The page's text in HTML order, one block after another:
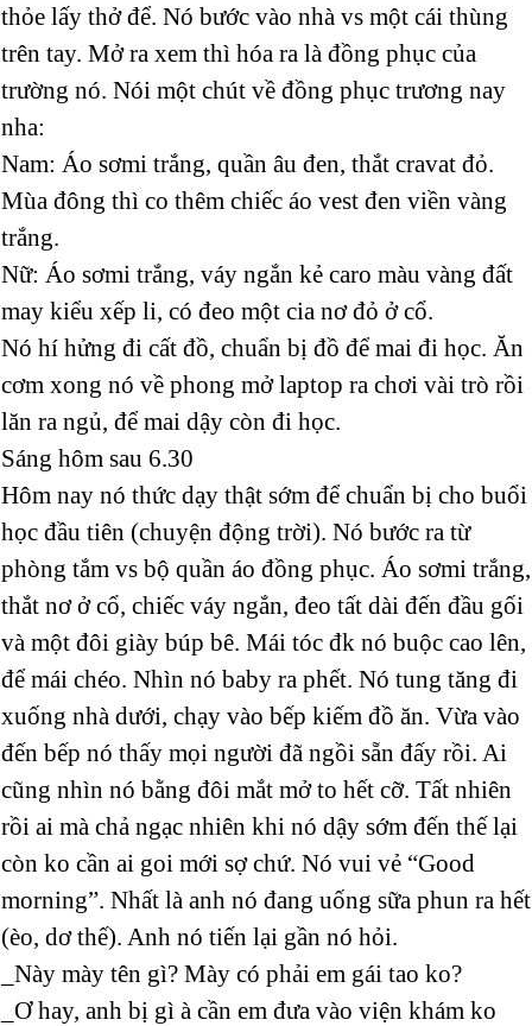
thỏe lấy thở để. Nó bước vào nhà vs một cái thùng
trên tay. Mở ra xem thì hóa ra là đồng phục của
trường nó. Nói một chút về đồng phục trương nay
nha:
Nam: Áo sơmi trắng, quần âu đen, thắt cravat đỏ.
Mùa đông thì co thêm chiếc áo vest đen viền vàng
trắng.
Nữ: Áo sơmi trắng, váy ngắn kẻ caro màu vàng đất
may kiểu xếp li, có đeo một cia nơ đỏ ở cổ.
Nó hí hửng đi cất đồ, chuẩn bị đồ để mai đi học. Ăn
cơm xong nó về phong mở laptop ra chơi vài trò rồi
lăn ra ngủ, để mai dậy còn đi học.
Sáng hôm sau 6.30
Hôm nay nó thức dạy thật sớm để chuẩn bị cho buổi
học đầu tiên (chuyện động trời). Nó bước ra từ
phòng tắm vs bộ quần áo đồng phục. Áo sơmi trắng,
thắt nơ ở cổ, chiếc váy ngắn, đeo tất dài đến đầu gối
và một đôi giày búp bê. Mái tóc đk nó buộc cao lên,
để mái chéo. Nhìn nó baby ra phết. Nó tung tăng đi
xuống nhà dưới, chạy vào bếp kiếm đồ ăn. Vừa vào
đến bếp nó thấy mọi người đã ngồi sẵn đấy rồi. Ai
cũng nhìn nó bằng đôi mắt mở to hết cỡ. Tất nhiên
rồi ai mà chả ngạc nhiên khi nó dậy sớm đến thế lại
còn ko cần ai goi mới sợ chứ. Nó vui vẻ “Good
morning”. Nhất là anh nó đang uống sữa phun ra hết
(èo, dơ thế). Anh nó tiến lại gần nó hỏi.
_Này mày tên gì? Mày có phải em gái tao ko?
_Ơ hay, anh bị gì à cần em đưa vào viện khám ko